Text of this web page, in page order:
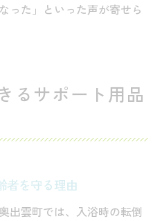
った」といった声が寄せら
るサポート用品
者を守る理由
出雲町では、入浴時の転倒